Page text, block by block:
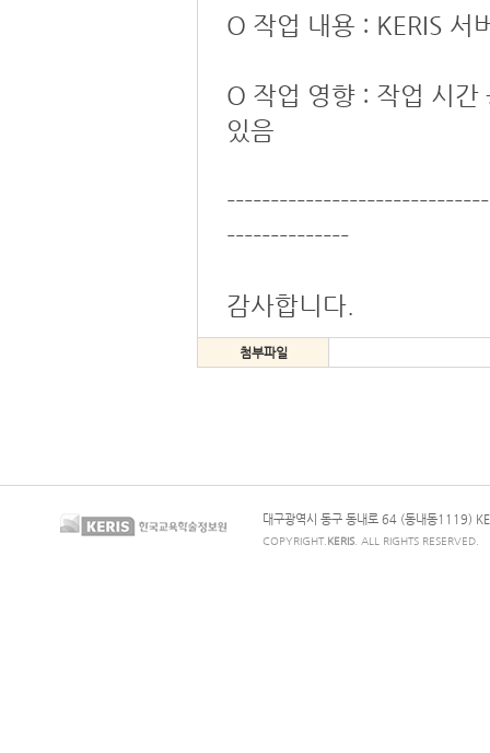
O 작업 내용 : KERIS 서
O 작업 영향 : 작업 시간
있음
--------------
감사합니다.
첨부파일
대구광역시 동구 동내로 64 (동내동1119)
COPYRIGHT. KERIS . ALL RIGHTS RESERVED.